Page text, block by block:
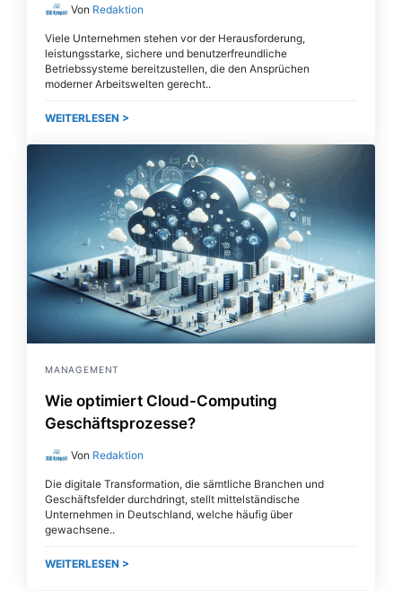
Von Redaktion
Viele Unternehmen stehen vor der Herausforderung,
leistungsstarke, sichere und benutzerfreundliche
Betriebssysteme bereitzustellen, die den Ansprüchen
moderner Arbeitswelten gerecht
WEITERLESEN >
MANAGEMENT
Wie optimiert Cloud-Computing
Geschäftsprozesse?
Von Redaktion
Die digitale Transformation, die sämtliche Branchen und
Geschäftsfelder durchdringt, stellt mittelständische
Unternehmen in Deutschland, welche häufig über
gewachsene
WEITERLESEN >